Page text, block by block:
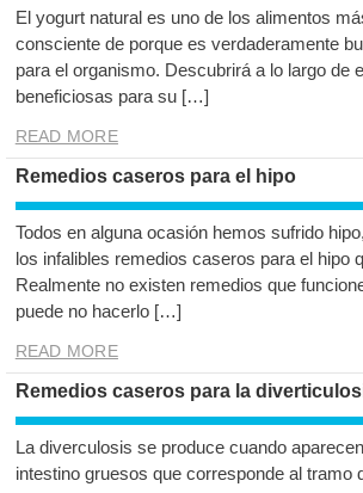
El yogurt natural es uno de los alimentos
consciente de porque es verdaderamente
para el organismo. Descubrirá a lo largo de
beneficiosas para su […]
READ MORE
Remedios caseros para el hipo
Todos en alguna ocasión hemos sufrido
los infalibles remedios caseros para el hipo
Realmente no existen remedios que
puede no hacerlo […]
READ MORE
Remedios caseros para la
La diverculosis se produce cuando
intestino gruesos que corresponde al